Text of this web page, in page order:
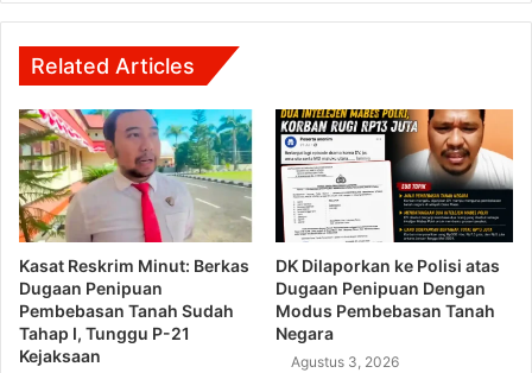
Related Articles
Kasat Reskrim Minut: Berkas
Dugaan Penipuan
Pembebasan Tanah Sudah
Tahap I, Tunggu P-21
Kejaksaan
DK Dilaporkan ke Polisi atas
Dugaan Penipuan Dengan
Modus Pembebasan Tanah
Negara
Agustus 3, 2026